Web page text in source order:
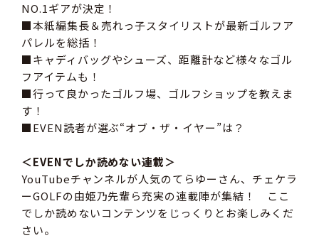
NO.1ギアが決定！
■本紙編集長＆売れっ子スタイリストが最新ゴルフア
パレルを総括！
■キャディバッグやシューズ、距離計など様々なゴル
フアイテムも！
■行って良かったゴルフ場、ゴルフショップを教えま
す！
■EVEN読者が選ぶ“オブ・ザ・イヤー”は？
＜EVENでしか読めない連載＞
YouTubeチャンネルが人気のてらゆーさん、チェケラ
ーGOLFの由姫乃先輩ら充実の連載陣が集結！ ここ
でしか読めないコンテンツをじっくりとお楽しみくだ
さい。